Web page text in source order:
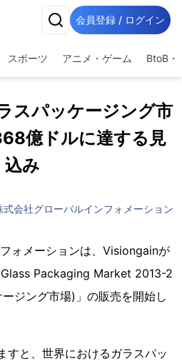
会員登録 / ログイン
スポーツ アニメ・ゲーム BtoB・
スパッケージング市
億ドルに達する見
込み
式会社グローバルインフォメーション
ォメーションは、Visiongainが
Packaging Market 2013-2
ジング市場)」の販売を開始し
すと、世界におけるガラスパッ